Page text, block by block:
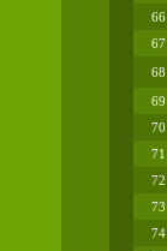
66
67
68
69
70
71
72
73
74